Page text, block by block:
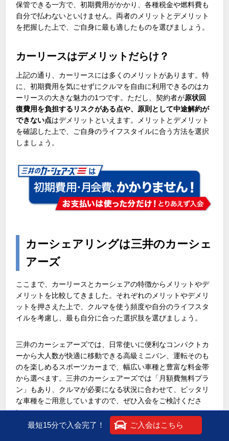
保管できる一方で、初期費用がかかり、各種税金や燃料費も
自分で払わないといけません。両者のメリットとデメリット
を把握した上で、ご自身に最も適したものを選びましょう。
カーリースはデメリットだらけ？
上記の通り、カーリースには多くのメリットがあります。特
に、初期費用を気にせずにクルマを自由に利用できるのはカ
ーリースの大きな魅力の1つです。ただし、契約者が原状回
復費用を負担するリスクがある点や、原則として中途解約が
できない点はデメリットといえます。メリットとデメリット
を確認した上で、ご自身のライフスタイルに合う方法を選択
しましょう。
カーシェアリングは三井のカーシェ
アーズ
ここまで、カーリースとカーシェアの特徴からメリットやデ
メリットを比較してきました。それぞれのメリットやデメリ
ットを押さえた上で、クルマを使う頻度や自分のライフスタ
イルを考慮し、最も自分に合った選択肢を選びましょう。
三井のカーシェアーズでは、日常使いに便利なコンパクトカ
ーから大人数が快適に移動できる高級ミニバン、運転そのも
のを楽しめるスポーツカーまで、幅広い車種と豊富な料金帯
から選べます。三井のカーシェアーズでは「月額費無料プラ
ン」もあり、クルマが必要になる状況に合わせて、ピッタリ
な車種をご用意していますので、ぜひ入会をご検討くださ
い。
最短15分で入会完了！ ご入会はこちら